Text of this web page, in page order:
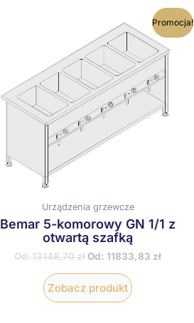
Promocja!
Urządzenia grzewcze
Bemar 5-komorowy GN 1/1 z
otwartą szafką
Od:13148,70zł Od: 11833,83 zł
Zobacz produkt
produkt
ma
wiele
wariantów.
Opcje
można
wybrać
na